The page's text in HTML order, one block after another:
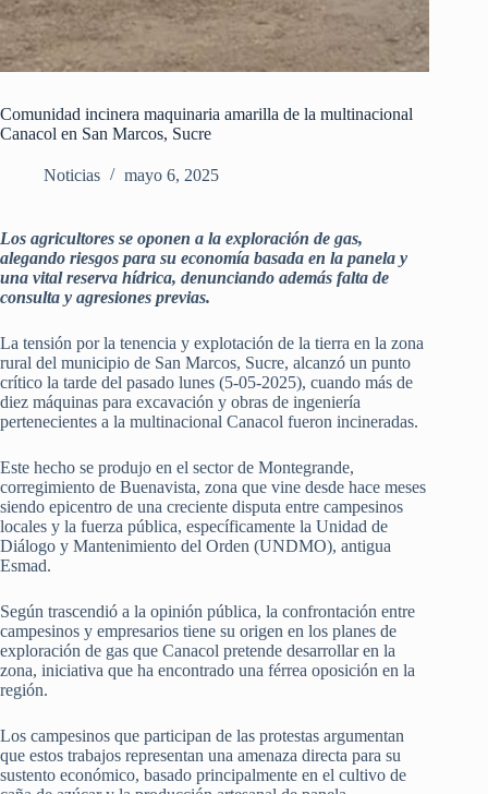
Comunidad incinera maquinaria amarilla de la multinacional
Canacol en San Marcos, Sucre
Noticias mayo 6, 2025
Los agricultores se oponen a la exploración de gas,
alegando riesgos para su economía basada en la panela y
una vital reserva hídrica, denunciando además falta de
consulta y agresiones previas.
La tensión por la tenencia y explotación de la tierra en la zona
rural del municipio de San Marcos, Sucre, alcanzó un punto
crítico la tarde del pasado lunes (5-05-2025), cuando más de
diez máquinas para excavación y obras de ingeniería
pertenecientes a la multinacional Canacol fueron incineradas.
Este hecho se produjo en el sector de Montegrande,
corregimiento de Buenavista, zona que vine desde hace meses
siendo epicentro de una creciente disputa entre campesinos
locales y la fuerza pública, específicamente la Unidad de
Diálogo y Mantenimiento del Orden (UNDMO), antigua
Esmad.
Según trascendió a la opinión pública, la confrontación entre
campesinos y empresarios tiene su origen en los planes de
exploración de gas que Canacol pretende desarrollar en la
zona, iniciativa que ha encontrado una férrea oposición en la
región.
Los campesinos que participan de las protestas argumentan
que estos trabajos representan una amenaza directa para su
sustento económico, basado principalmente en el cultivo de